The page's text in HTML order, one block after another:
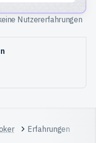
Nutzererfahrungen
Erfahrungen